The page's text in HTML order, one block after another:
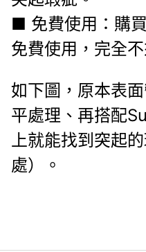
■ 免費使用：購買
免費使用，完全
如下圖，原本表
平處理、再搭配
上就能找到突起
處）。